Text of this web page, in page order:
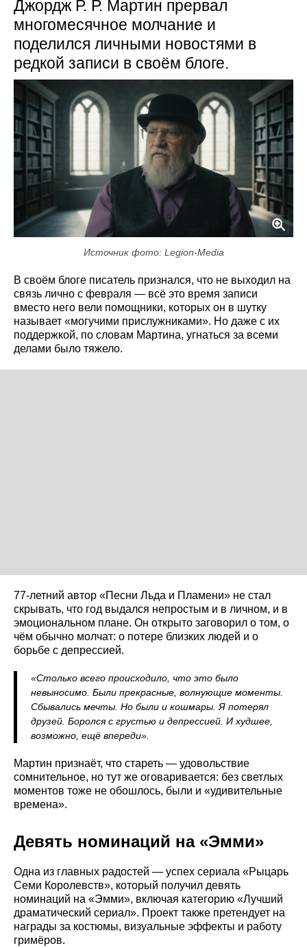
Джордж Р. Р. Мартин прервал
многомесячное молчание и
поделился личными новостями в
редкой записи в своём блоге.
Источник фото: Legion-Media
В своём блоге писатель признался, что не выходил на
связь лично с февраля — всё это время записи
вместо него вели помощники, которых он в шутку
называет «могучими прислужниками». Но даже с их
поддержкой, по словам Мартина, угнаться за всеми
делами было тяжело.
77-летний автор «Песни Льда и Пламени» не стал
скрывать, что год выдался непростым и в личном, и в
эмоциональном плане. Он открыто заговорил о том, о
чём обычно молчат: о потере близких людей и о
борьбе с депрессией.
«Столько всего происходило, что это было
невыносимо. Были прекрасные, волнующие моменты.
Сбывались мечты. Но были и кошмары. Я потерял
друзей. Боролся с грустью и депрессией. И худшее,
возможно, ещё впереди».
Мартин признаёт, что стареть — удовольствие
сомнительное, но тут же оговаривается: без светлых
моментов тоже не обошлось, были и «удивительные
времена».
Девять номинаций на «Эмми»
Одна из главных радостей — успех сериала «Рыцарь
Семи Королевств», который получил девять
номинаций на «Эмми», включая категорию «Лучший
драматический сериал». Проект также претендует на
награды за костюмы, визуальные эффекты и работу
гримёров.